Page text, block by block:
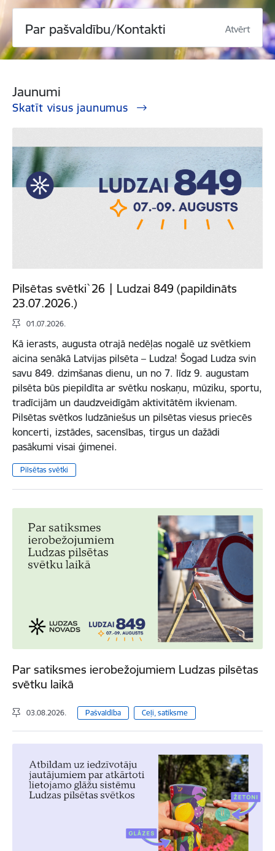
Par pašvaldību/Kontakti Atvērt
Jaunumi
Skatīt visus jaunumus
Pilsētas svētki`26 | Ludzai 849 (papildināts
23.07.2026.)
01.07.2026.
Kā ierasts, augusta otrajā nedēļas nogalē uz svētkiem
aicina senākā Latvijas pilsēta – Ludza! Šogad Ludza svin
savu 849. dzimšanas dienu, un no 7. līdz 9. augustam
pilsēta būs piepildīta ar svētku noskaņu, mūziku, sportu,
tradīcijām un daudzveidīgām aktivitātēm ikvienam.
Pilsētas svētkos ludzāniešus un pilsētas viesus priecēs
koncerti, izstādes, sacensības, tirgus un dažādi
pasākumi visai ģimenei.
Pilsētas svētki
Par satiksmes ierobežojumiem Ludzas pilsētas
svētku laikā
03.08.2026. Pašvaldība Ceļi, satiksme